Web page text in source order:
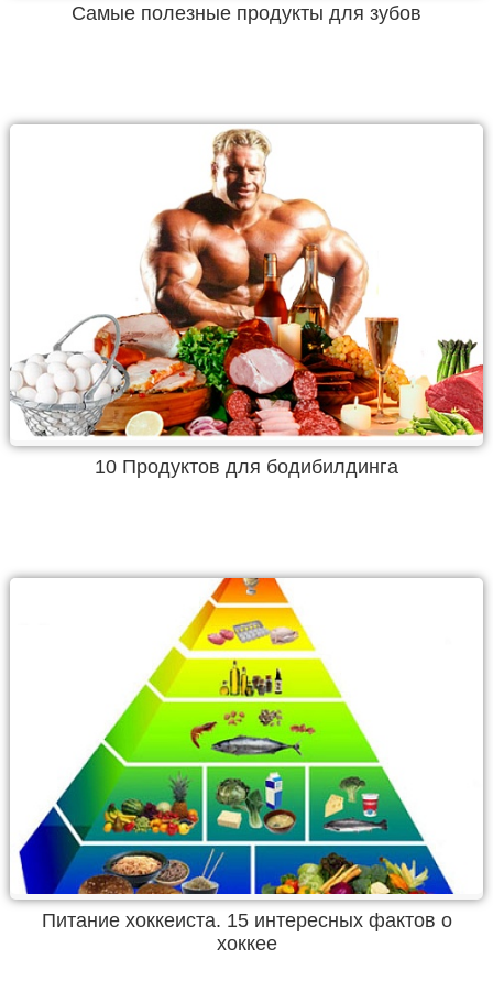
Самые полезные продукты для зубов
10 Продуктов для бодибилдинга
Питание хоккеиста. 15 интересных фактов о
хоккее